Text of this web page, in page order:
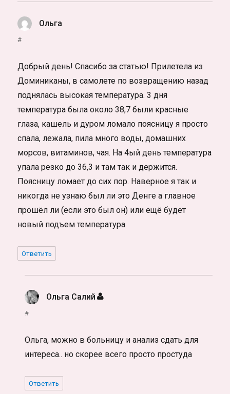
Ольга
#
Добрый день! Спасибо за статью! Прилетела из
Доминиканы, в самолете по возвращению назад
поднялась высокая температура. 3 дня
температура была около 38,7 были красные
глаза, кашель и дуром ломало поясницу я просто
спала, лежала, пила много воды, домашних
морсов, витаминов, чая. На 4ый день температура
упала резко до 36,3 и там так и держится.
Поясницу ломает до сих пор. Наверное я так и
никогда не узнаю был ли это Денге а главное
прошёл ли (если это был он) или ещё будет
новый подъем температура.
Ответить
Ольга Салий :
#
Ольга, можно в больницу и анализ сдать для
интереса.. но скорее всего просто простуда
Ответить